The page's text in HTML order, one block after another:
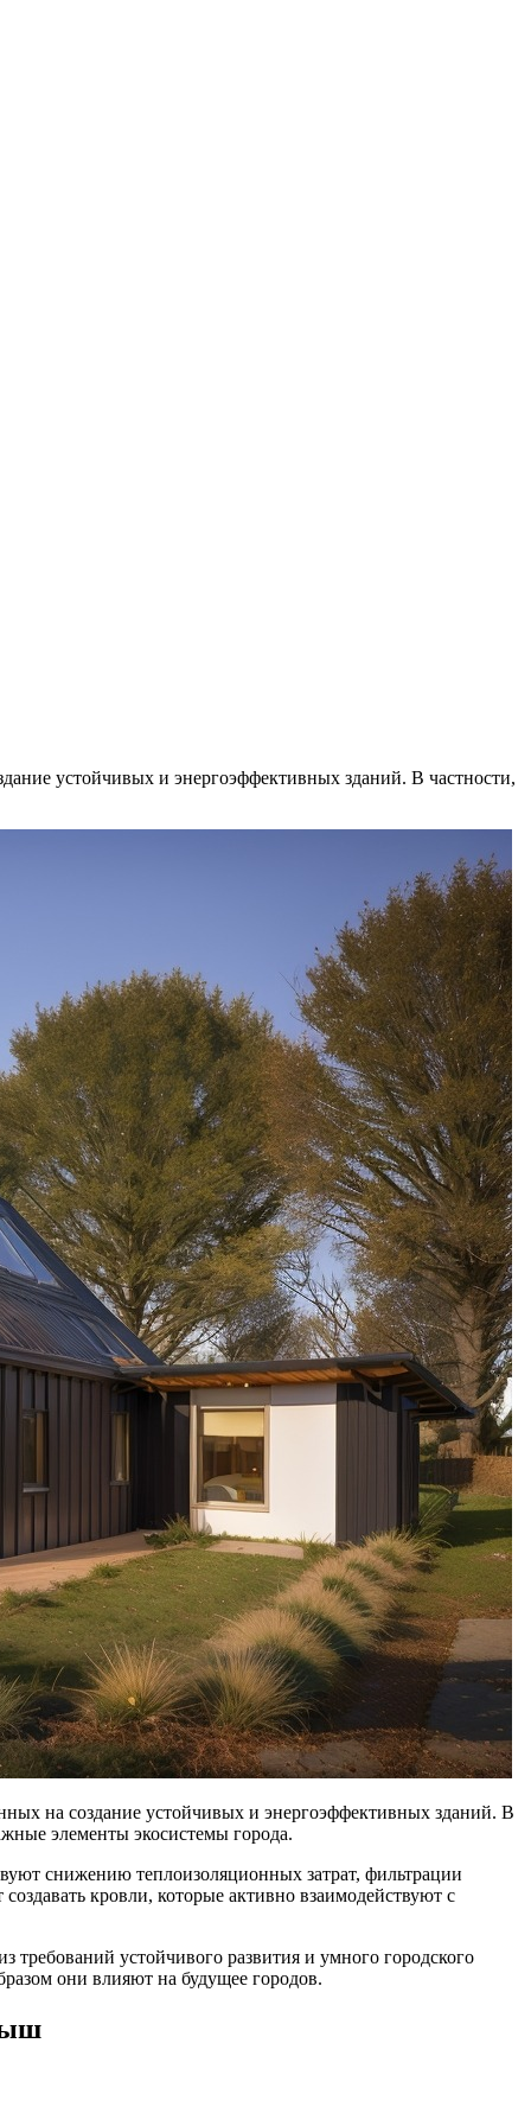
устойчивых и энергоэффективных зданий. В частности,
на создание устойчивых и энергоэффективных зданий. В
элементы экосистемы города.
снижению теплоизоляционных затрат, фильтрации
кровли, которые активно взаимодействуют с
устойчивого развития и умного городского
они влияют на будущее городов.